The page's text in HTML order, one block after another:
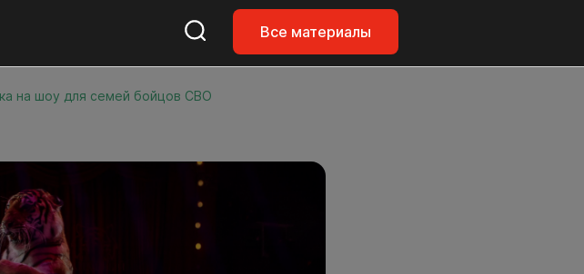
Все материалы
на шоу для семей бойцов СВО